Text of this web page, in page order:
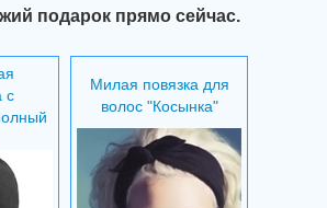
подарок прямо сейчас.
с
Милая повязка для
волос "Косынка"